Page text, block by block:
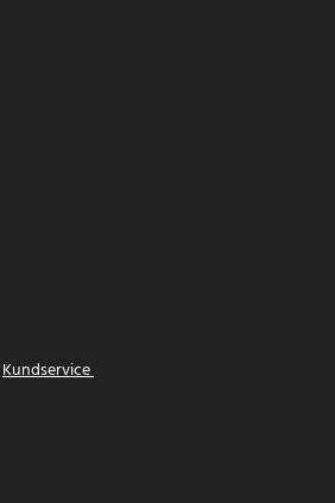
Kundservice